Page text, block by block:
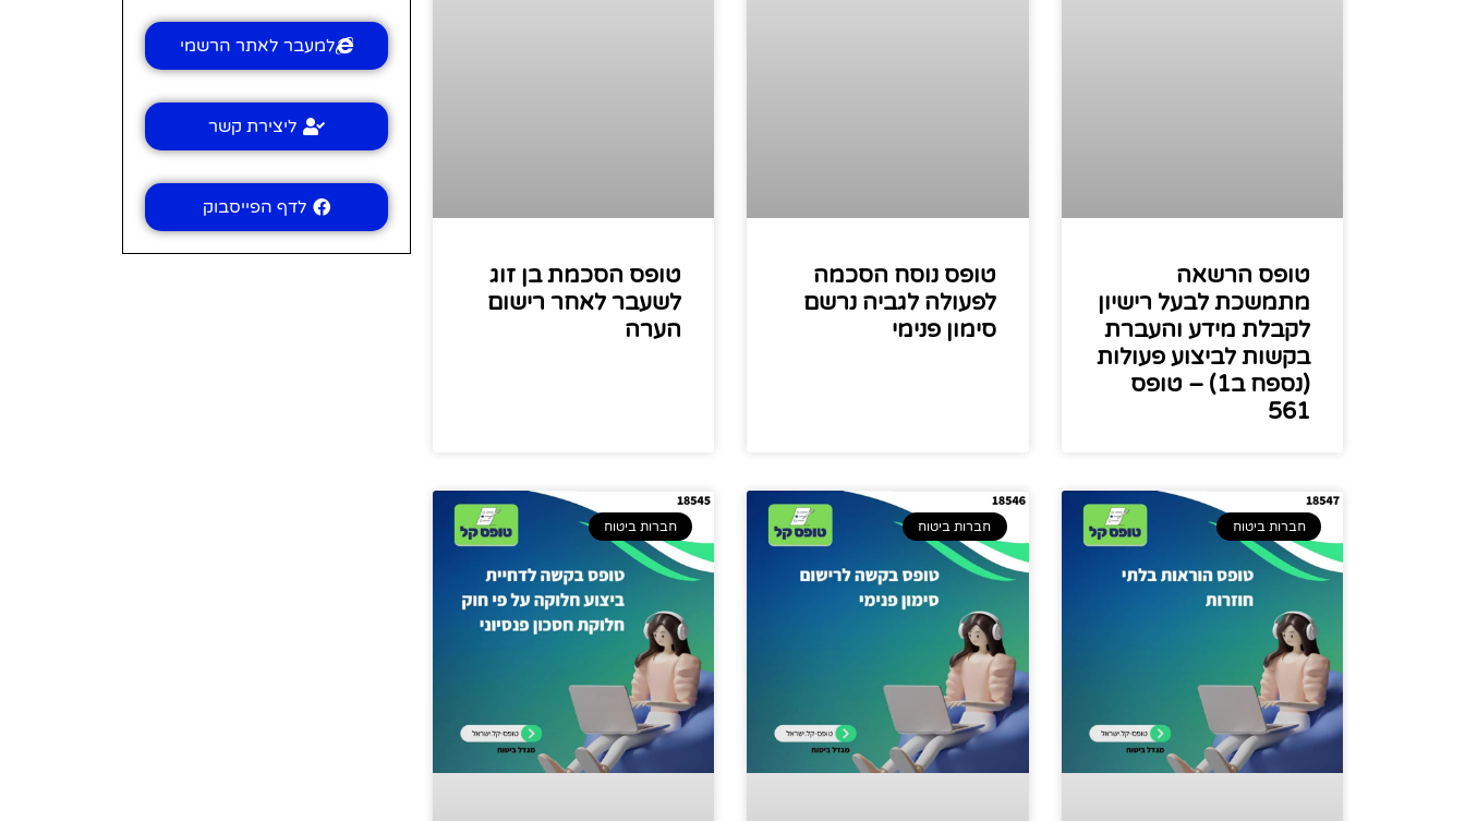
טופס הרשאה
מתמשכת לבעל רישיון
לקבלת מידע והעברת
בקשות לביצוע פעולות
(נספח ב1) – טופס
561
טופס נוסח הסכמה
לפעולה לגביה נרשם
סימון פנימי
טופס הסכמת בן זוג
לשעבר לאחר רישום
הערה
חברות ביטוח חברות ביטוח חברות ביטוח
למעבר לאתר הרשמי
ליצירת קשר
לדף הפייסבוק